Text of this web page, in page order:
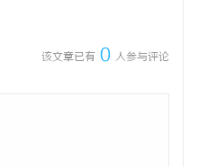
该文章已有 0 人参与评论